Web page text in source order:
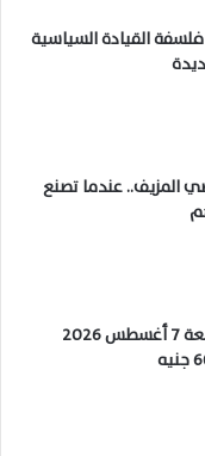
القيادة السياسية
المزيف.. عندما تصنع
سعر الذهب اليوم الجمعة 7 أغسطس 2026